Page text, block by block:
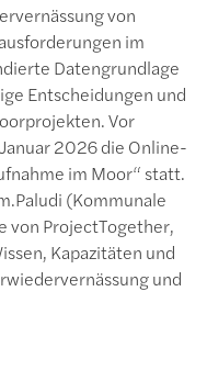
von
im
Datengrundlage
Entscheidungen und
Vor
2026 die Online-
im Moor“ statt.
(Kommunale
von ProjectTogether,
Kapazitäten und
und